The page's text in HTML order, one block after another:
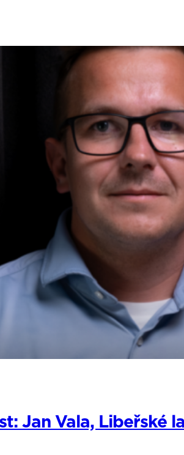
Jan Vala, Libeřské